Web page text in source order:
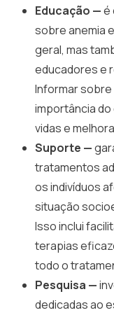
Educação —é
sobre anemia
geral, mas
educadores e
Informar
importância
vidas e
Suporte —
tratamentos
os indivíduos
situação
Isso inclui
terapias
todo o
Pesquisa —
dedicadas ao